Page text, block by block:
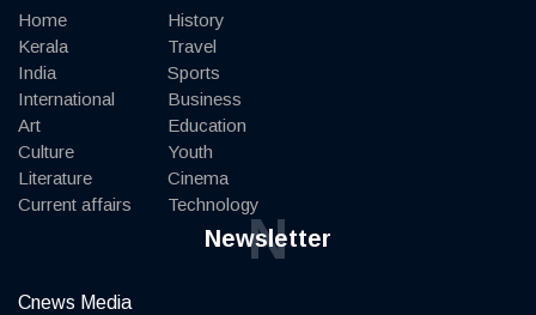
Home
Kerala
India
International
Art
Culture
Literature
Current affairs
History
Travel
Sports
Business
Education
Youth
Cinema
Technology
Newsletter
N
Cnews Media